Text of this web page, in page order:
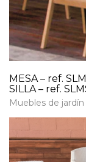
MESA – ref.
SILLA – ref.
Muebles de jardín